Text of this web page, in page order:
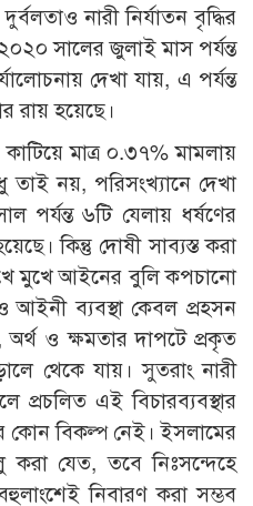
নারী নির্যাতন বৃদ্ধির
সালের জুলাই মাস পর্যন্ত
দেখা যায়, এ পর্যন্ত
রায় হয়েছে।
মাত্র ০.৩৭% মামলায়
তাই নয়, পরিসংখ্যানে দেখা
পর্যন্ত ৬টি যেলায় ধর্ষণের
কিন্তু দোষী সাব্যস্ত করা
মুখে আইনের বুলি কপচানো
আইনী ব্যবস্থা কেবল প্রহসন
ও ক্ষমতার দাপটে প্রকৃত
থেকে যায়। সুতরাং নারী
প্রচলিত এই বিচারব্যবস্থার
কোন বিকল্প নেই। ইসলামের
করা যেত, তবে নিঃসন্দেহে
নিবারণ করা সম্ভব